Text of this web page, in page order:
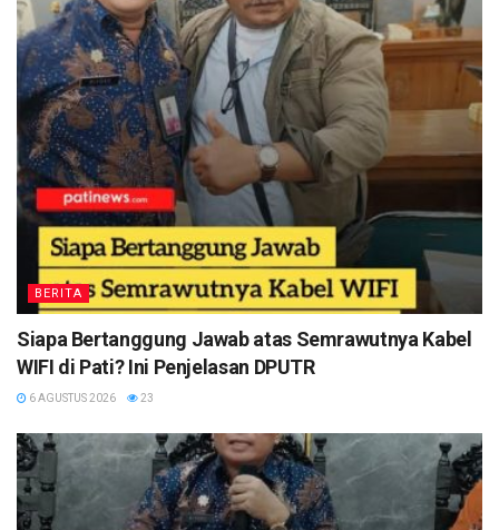
BERITA
Siapa Bertanggung Jawab atas Semrawutnya Kabel
WIFI di Pati? Ini Penjelasan DPUTR
6 AGUSTUS 2026 23